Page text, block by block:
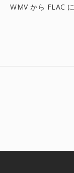
WMV から FLAC に